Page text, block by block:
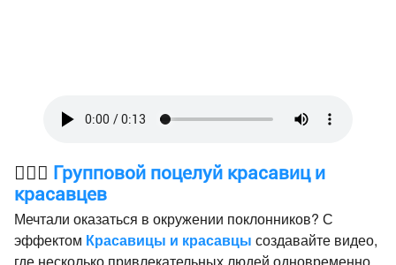
👩‍❤️‍👨 Групповой поцелуй красавиц и
красавцев
Мечтали оказаться в окружении поклонников? С
эффектом Красавицы и красавцы создавайте видео,